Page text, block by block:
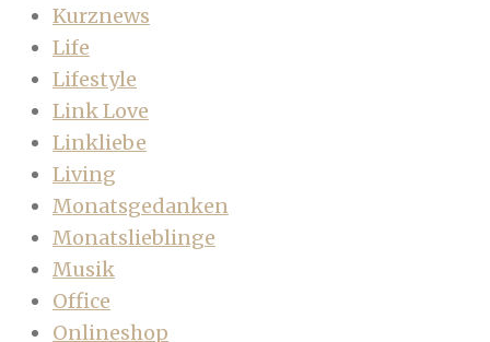
Kurznews
Life
Lifestyle
Link Love
Linkliebe
Living
Monatsgedanken
Monatslieblinge
Musik
Office
Onlineshop